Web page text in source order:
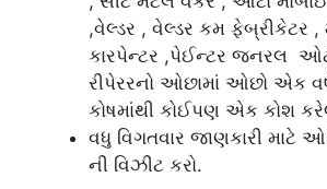
,વેલ્ડર , વેલ્ડર કમ ફેબ્રીકેટર ,
કારપેન્ટર ,પેઈન્ટર જનરલ
રીપેરરનો ઓછામાં ઓછો એક
કોષમાંથી કોઈપણ એક કોશ
વધુ વિગતવાર જાણકારી માટે
ની વિઝીટ કરો.